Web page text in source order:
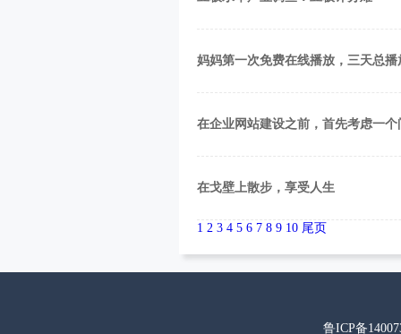
妈妈第一次免费在线播放，三天总播
在企业网站建设之前，首先考虑一
在戈壁上散步，享受人生
1 2 3 4 5 6 7 8 9 10 尾页
鲁ICP备